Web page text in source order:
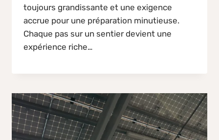
toujours grandissante et une exigence
accrue pour une préparation minutieuse.
Chaque pas sur un sentier devient une
expérience riche…